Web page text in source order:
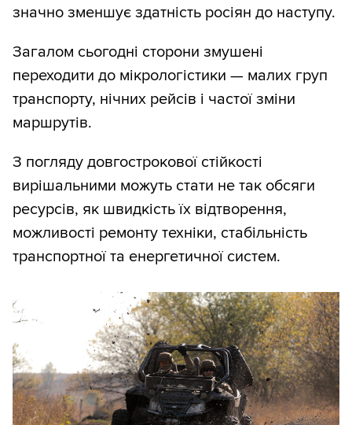
значно зменшує здатність росіян до наступу.
Загалом сьогодні сторони змушені
переходити до мікрологістики — малих груп
транспорту, нічних рейсів і частої зміни
маршрутів.
З погляду довгострокової стійкості
вирішальними можуть стати не так обсяги
ресурсів, як швидкість їх відтворення,
можливості ремонту техніки, стабільність
транспортної та енергетичної систем.